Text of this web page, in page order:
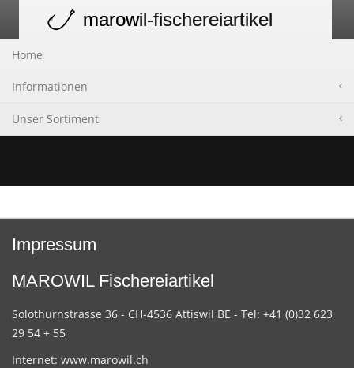
navigation
marowil-fischereiartikel
Home
Informationen
Unser Sortiment
Impressum
MAROWIL Fischereiartikel
Solothurnstrasse 36 - CH-4536 Attiswil BE - Tel: +41 (0)32 623
29 54 + 55
Internet: www.marowil.ch